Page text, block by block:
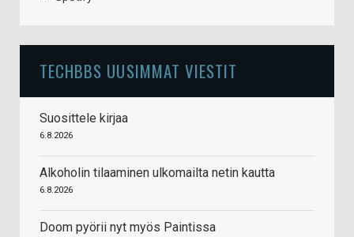
TECHBBS UUSIMMAT VIESTIT
Suosittele kirjaa
6.8.2026
Alkoholin tilaaminen ulkomailta netin kautta
6.8.2026
Doom pyörii nyt myös Paintissa